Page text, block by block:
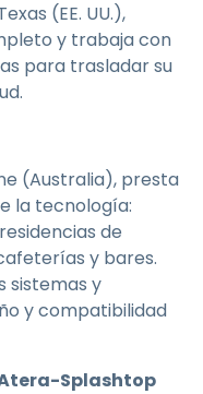
(EE. UU.),
y trabaja con
para trasladar su
(Australia), presta
la tecnología:
de
y bares.
sistemas y
y compatibilidad
Splashtop